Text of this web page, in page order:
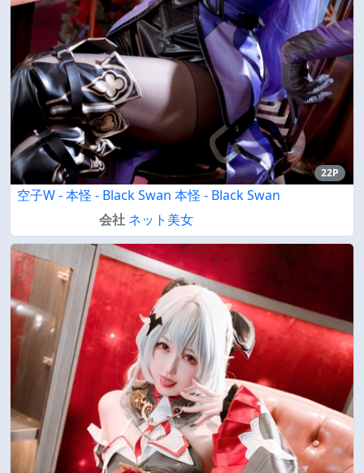
22P
空子W - 本怪 - Black Swan 本怪 - Black Swan
会社 ネット美女